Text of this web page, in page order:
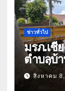
ข่าวทั่วไป
มรภ.เชี
ตำบลบ้
ลอกสิ่ง
ปัญหาน้
สิงหาคม